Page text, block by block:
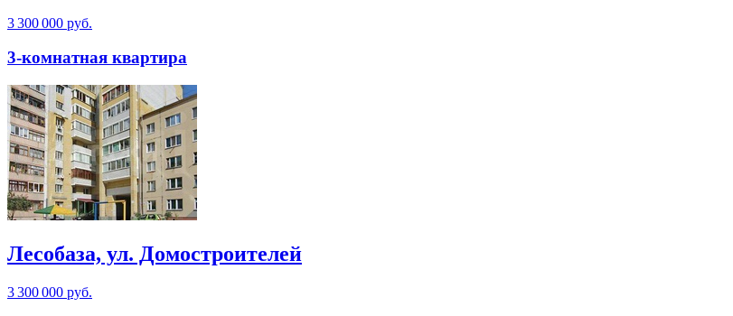
3 300 000 руб.
3-комнатная квартира
Лесобаза, ул. Домостроителей
3 300 000 руб.